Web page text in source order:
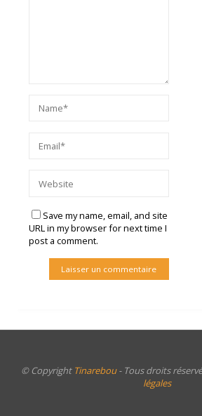
Save my name, email, and site
URL in my browser for next time I
post a comment.
© Copyright Tinarebou- Tous droits
légales